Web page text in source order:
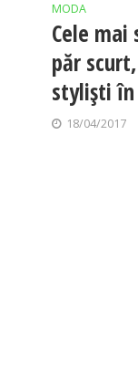
MODA
Cele
păr
styliști în
18/04/2017